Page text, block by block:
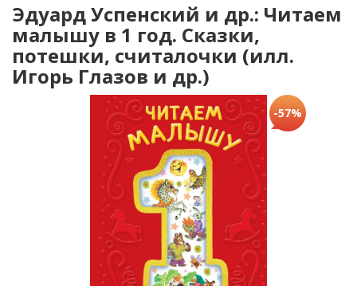
Эдуард Успенский и др.: Читаем
малышу в 1 год. Сказки,
потешки, считалочки (илл.
Игорь Глазов и др.)
-57%